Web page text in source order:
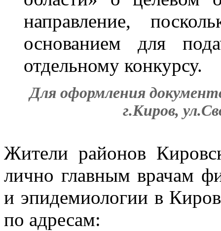
направление,
основанием для
отдельному конкурсу.
Для оформления
г.Киров,
Жители районов
лично главным врачам
и эпидемиологии в
по адресам: